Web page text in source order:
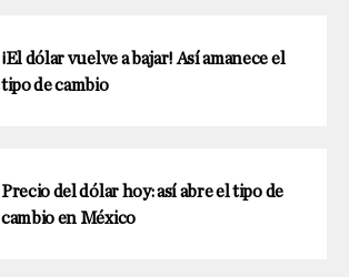
¡El dólar vuelve a bajar! Así amanece el
tipo de cambio
Precio del dólar hoy: así abre el tipo de
cambio en México